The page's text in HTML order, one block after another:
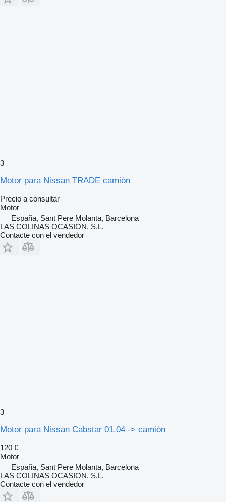
3
Motor para Nissan TRADE camión
Precio a consultar
Motor
España, Sant Pere Molanta, Barcelona
LAS COLINAS OCASION, S.L.
Contacte con el vendedor
3
Motor para Nissan Cabstar 01.04 -> camión
120 €
Motor
España, Sant Pere Molanta, Barcelona
LAS COLINAS OCASION, S.L.
Contacte con el vendedor